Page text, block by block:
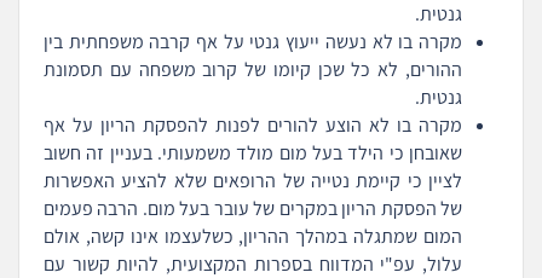
גנטית.
מקרה בו לא נעשה ייעוץ גנטי על אף קרבה משפחתית בין
ההורים, לא כל שכן קיומו של קרוב משפחה עם תסמונת
גנטית.
מקרה בו לא הוצע להורים לפנות להפסקת הריון על אף
שאובחן כי הילד בעל מום מולד משמעותי. בעניין זה חשוב
לציין כי קיימת נטייה של הרופאים שלא להציע האפשרות
של הפסקת הריון במקרים של עובר בעל מום. הרבה פעמים
המום שמתגלה במהלך ההריון, כשלעצמו אינו קשה, אולם
עלול, עפ"י המדווח בספרות המקצועית, להיות קשור עם